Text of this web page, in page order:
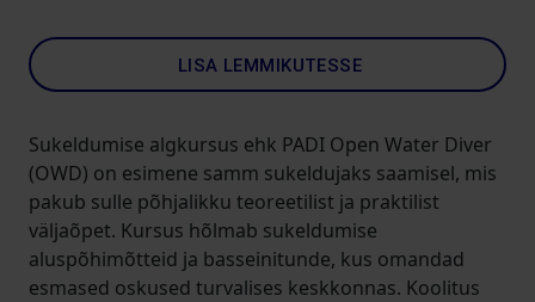
LISA LEMMIKUTESSE
Sukeldumise algkursus ehk PADI Open Water Diver
(OWD) on esimene samm sukeldujaks saamisel, mis
pakub sulle põhjalikku teoreetilist ja praktilist
väljaõpet. Kursus hõlmab sukeldumise
aluspõhimõtteid ja basseinitunde, kus omandad
esmased oskused turvalises keskkonnas. Koolitus